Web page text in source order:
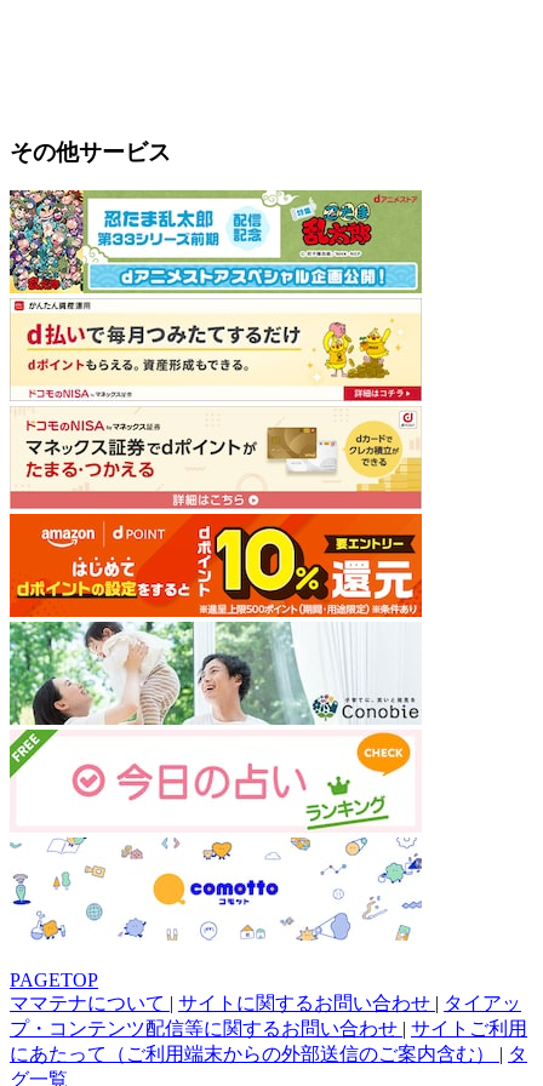
その他サービス
PAGETOP
ママテナについて
サイトに関するお問い合わせ
タイアッ
プ・コンテンツ配信等に関するお問い合わせ
サイトご利用
にあたって（ご利用端末からの外部送信のご案内含む）
タ
グ一覧